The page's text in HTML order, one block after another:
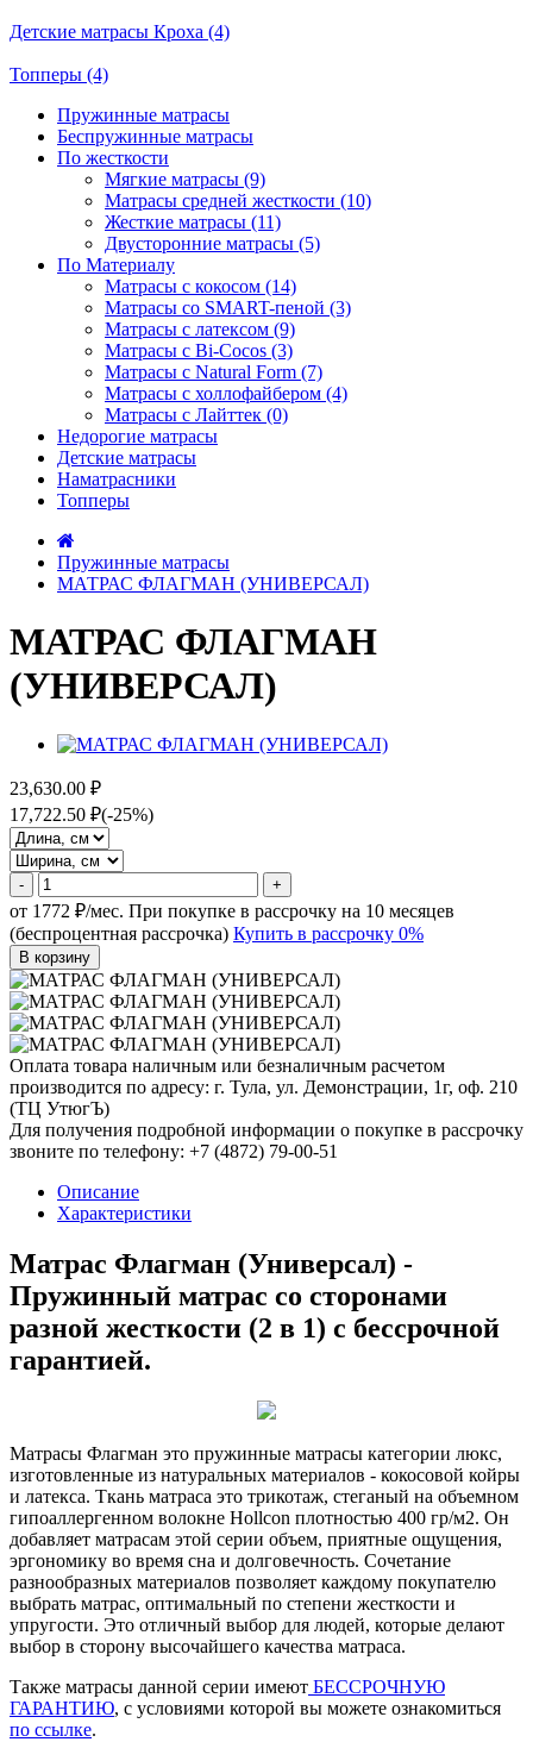
Детские матрасы Кроха (4)
Топперы (4)
Пружинные матрасы
Беспружинные матрасы
По жесткости
Мягкие матрасы (9)
Матрасы средней жесткости (10)
Жесткие матрасы (11)
Двусторонние матрасы (5)
По Материалу
Матрасы с кокосом (14)
Матрасы со SMART-пеной (3)
Матрасы с латексом (9)
Матрасы с Bi-Cocos (3)
Матрасы с Natural Form (7)
Матрасы с холлофайбером (4)
Матрасы с Лайттек (0)
Недорогие матрасы
Детские матрасы
Наматрасники
Топперы
Пружинные матрасы
МАТРАС ФЛАГМАН (УНИВЕРСАЛ)
МАТРАС ФЛАГМАН
(УНИВЕРСАЛ)
23,630.00 ₽
17,722.50 ₽(-25%)
- +
от 1772 ₽/мес. При покупке в рассрочку на 10 месяцев
(беспроцентная рассрочка) Купить в рассрочку 0%
В корзину
Оплата товара наличным или безналичным расчетом
производится по адресу: г. Тула, ул. Демонстрации, 1г, оф. 210
(ТЦ УтюгЪ)
Для получения подробной информации о покупке в рассрочку
звоните по телефону: +7 (4872) 79-00-51
Описание
Характеристики
Матрас Флагман (Универсал) -
Пружинный матрас со сторонами
разной жесткости (2 в 1) с бессрочной
гарантией.
Матрасы Флагман это пружинные матрасы категории люкс,
изготовленные из натуральных материалов - кокосовой койры
и латекса. Ткань матраса это трикотаж, стеганый на объемном
гипоаллергенном волокне Hollcon плотностью 400 гр/м2. Он
добавляет матрасам этой серии объем, приятные ощущения,
эргономику во время сна и долговечность. Сочетание
разнообразных материалов позволяет каждому покупателю
выбрать матрас, оптимальный по степени жесткости и
упругости. Это отличный выбор для людей, которые делают
выбор в сторону высочайшего качества матраса.
Также матрасы данной серии имеют БЕССРОЧНУЮ
ГАРАНТИЮ, с условиями которой вы можете ознакомиться
по ссылке.